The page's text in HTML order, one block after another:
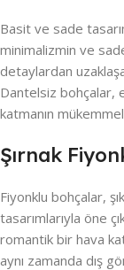
Basit ve sade
minimalizmin ve
detaylardan
Dantelsiz bohçalar,
katmanın
Şırnak
Fiyonklu bohçalar,
tasarımlarıyla öne
romantik bir hava
aynı zamanda dış